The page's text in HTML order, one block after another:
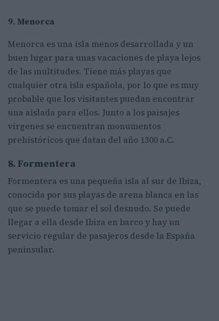
9. Menorca
Menorca es una isla menos desarrollada y un
buen lugar para unas vacaciones de playa lejos
de las multitudes. Tiene más playas que
cualquier otra isla española, por lo que es muy
probable que los visitantes puedan encontrar
una aislada para ellos. Junto a los paisajes
vírgenes se encuentran monumentos
prehistóricos que datan del año 1300 a.C.
8. Formentera
Formentera es una pequeña isla al sur de Ibiza,
conocida por sus playas de arena blanca en las
que se puede tomar el sol desnudo. Se puede
llegar a ella desde Ibiza en barco y hay un
servicio regular de pasajeros desde la España
peninsular.